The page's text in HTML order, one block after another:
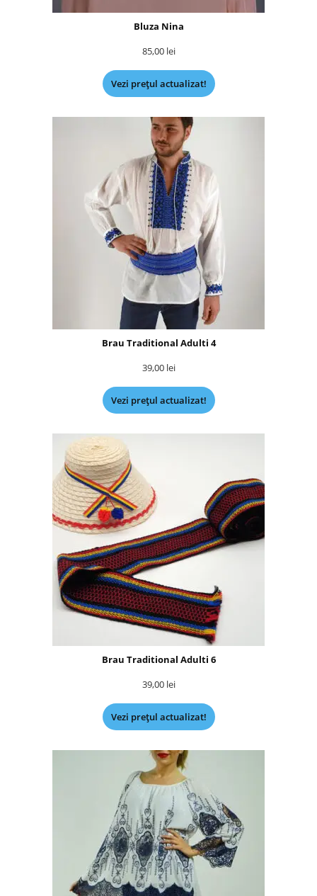
Bluza Nina
85,00 lei
Vezi prețul actualizat!
Brau Traditional Adulti 4
39,00 lei
Vezi prețul actualizat!
Brau Traditional Adulti 6
39,00 lei
Vezi prețul actualizat!